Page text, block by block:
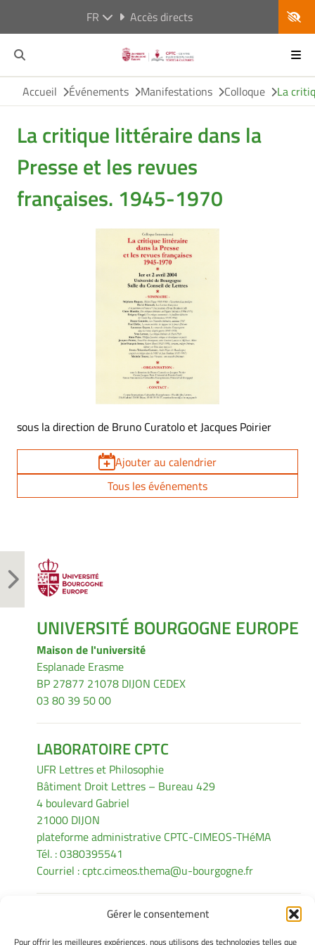
Gérer le consentement
Pour offrir les meilleures expériences, nous utilisons des technologies telles que
FR Accès directs
Accueil Événements Manifestations Colloque La
La critique littéraire dans la
Presse et les revues
françaises. 1945-1970
sous la direction de Bruno Curatolo et Jacques Poirier
Ajouter au calendrier
Tous les événements
UNIVERSITÉ BOURGOGNE EUROPE
Maison de l'université
Esplanade Erasme
BP 27877 21078 DIJON CEDEX
03 80 39 50 00
LABORATOIRE CPTC
UFR Lettres et Philosophie
Bâtiment Droit Lettres – Bureau 429
4 boulevard Gabriel
21000 DIJON
plateforme administrative CPTC-CIMEOS-THéMA
Tél. : 0380395541
Courriel :cptc.cimeos.thema@u-bourgogne.fr
INFORMATIONS LÉGALES